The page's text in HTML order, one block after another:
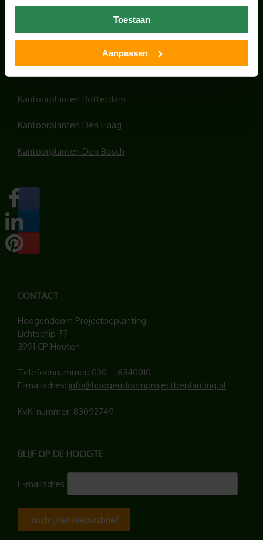
Toestaan
Aanpassen
Kantoorplanten Rotterdam
Kantoorplanten Den Haag
Kantoorplanten Den Bosch
CONTACT
Hoogendoorn Projectbeplanting
Lichtschip 77
3991 CP Houten
Telefoonnummer: 030 – 6340010
E-mailadres: info@hoogendoornprojectbeplanting.nl
KvK-nummer: 83092749
BLIJF OP DE HOOGTE
E-mailadres